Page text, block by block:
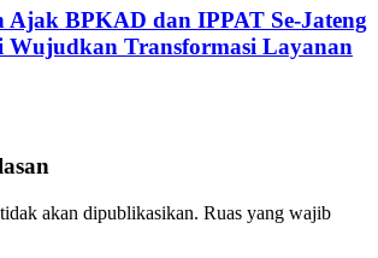
Ajak BPKAD dan IPPAT Se-Jateng
Wujudkan Transformasi Layanan
akan dipublikasikan. Ruas yang wajib